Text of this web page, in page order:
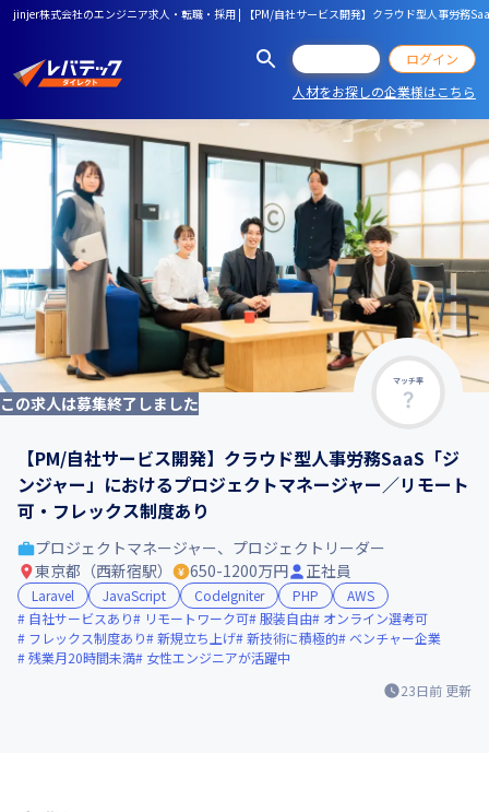
jinjer株式会社のエンジニア求人・転職・採用 | 【PM/自社サービス開発】クラウド型人事労務
ログイン
人材をお探しの企業様はこちら
マッチ率
この求人は募集終了しました
【PM/自社サービス開発】クラウド型人事労務SaaS「ジ
ンジャー」におけるプロジェクトマネージャー／リモート
可・フレックス制度あり
23日前 更新
プロジェクトマネージャー、プロジェクトリーダー
東京都（西新宿駅）
650-1200万円 正社員
Laravel JavaScript CodeIgniter PHP
AWS
自社サービスあり
リモートワーク可 服装自由
オンライン選考可
フレックス制度あり
新規立ち上げ 新技術に積極的
ベンチャー企業
残業月20時間未満
女性エンジニアが活躍中